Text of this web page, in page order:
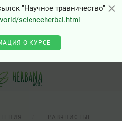
×
"Научное травничество"
scienceherbal.html
О КУРСЕ
ТРАВЯНИСТЫЕ
×